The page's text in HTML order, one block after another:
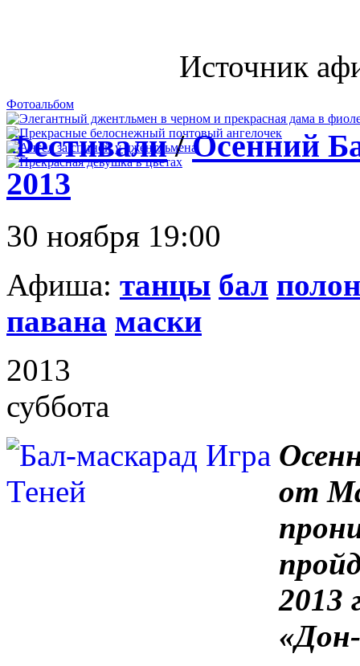
Источник
Фотоальбом
Фестивали/Осенний
2013
30 ноября 19:00
Афиша: танцы бал
павана маски
2013
суббота
от
2013